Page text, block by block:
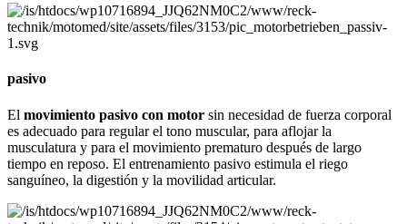
pasivo
El movimiento pasivo con motor sin necesidad de fuerza corporal
es adecuado para regular el tono muscular, para aflojar la
musculatura y para el movimiento prematuro después de largo
tiempo en reposo. El entrenamiento pasivo estimula el riego
sanguíneo, la digestión y la movilidad articular.